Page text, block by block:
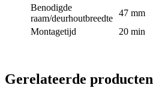
Benodigde
raam/deurhoutbreedte
47 mm
Montagetijd
20 min
Gerelateerde producten